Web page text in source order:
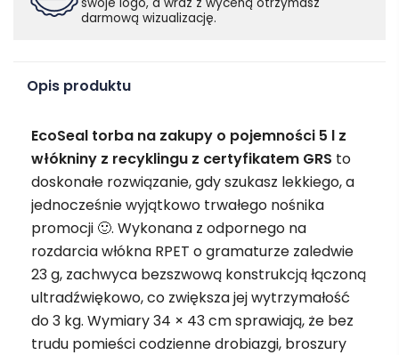
darmową wizualizację.
Opis produktu
EcoSeal torba na zakupy o pojemności 5 l z
włókniny z recyklingu z certyfikatem GRS to
doskonałe rozwiązanie, gdy szukasz lekkiego, a
jednocześnie wyjątkowo trwałego nośnika
promocji 🙂. Wykonana z odpornego na
rozdarcia włókna RPET o gramaturze zaledwie
23 g, zachwyca bezszwową konstrukcją łączoną
ultradźwiękowo, co zwiększa jej wytrzymałość
do 3 kg. Wymiary 34 × 43 cm sprawiają, że bez
trudu pomieści codzienne drobiazgi, broszury